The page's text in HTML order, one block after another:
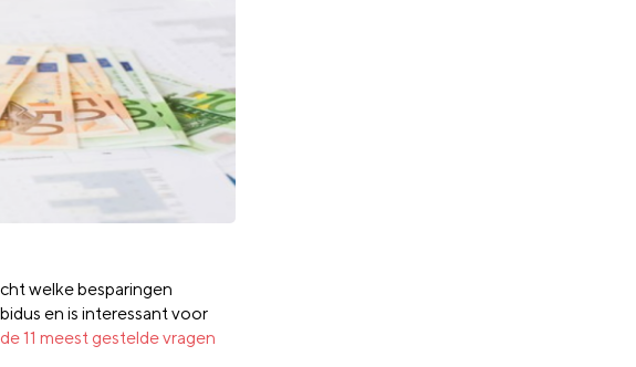
welke besparingen
en is interessant voor
11 meest gestelde vragen